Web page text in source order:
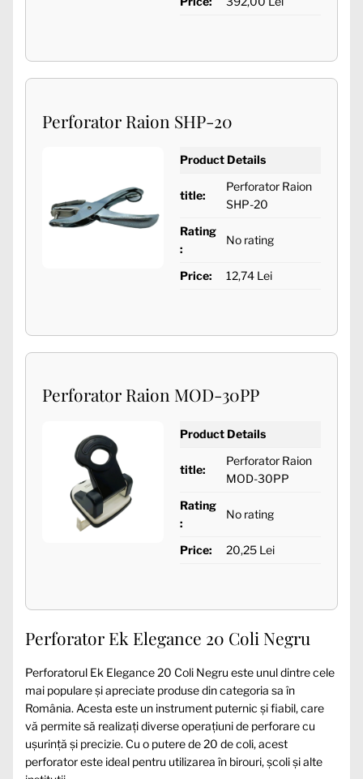
Perforator Raion SHP-20
Product Details
title:
Perforator Raion
SHP-20
Rating
:
No rating
Price: 12,74 Lei
Perforator Raion MOD-30PP
Product Details
title:
Perforator Raion
MOD-30PP
Rating
:
No rating
Price: 20,25 Lei
Perforator Ek Elegance 20 Coli Negru
Perforatorul Ek Elegance 20 Coli Negru este unul dintre cele
mai populare și apreciate produse din categoria sa în
România. Acesta este un instrument puternic și fiabil, care
vă permite să realizați diverse operațiuni de perforare cu
ușurință și precizie. Cu o putere de 20 de coli, acest
perforator este ideal pentru utilizarea în birouri, școli și alte